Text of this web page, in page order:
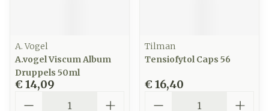
A. Vogel
A.vogel Viscum Album
Druppels 50ml
€ 14,09
Tilman
Tensiofytol Caps 56
€ 16,40